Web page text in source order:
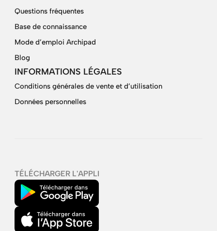
Questions fréquentes
Base de connaissance
Mode d’emploi Archipad
Blog
INFORMATIONS LÉGALES
Conditions générales de vente et d’utilisation
Données personnelles
TÉLÉCHARGER L'APPLI